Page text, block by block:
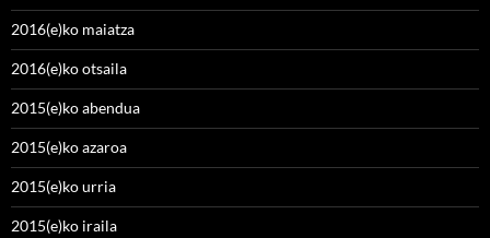
2016(e)ko maiatza
2016(e)ko otsaila
2015(e)ko abendua
2015(e)ko azaroa
2015(e)ko urria
2015(e)ko iraila